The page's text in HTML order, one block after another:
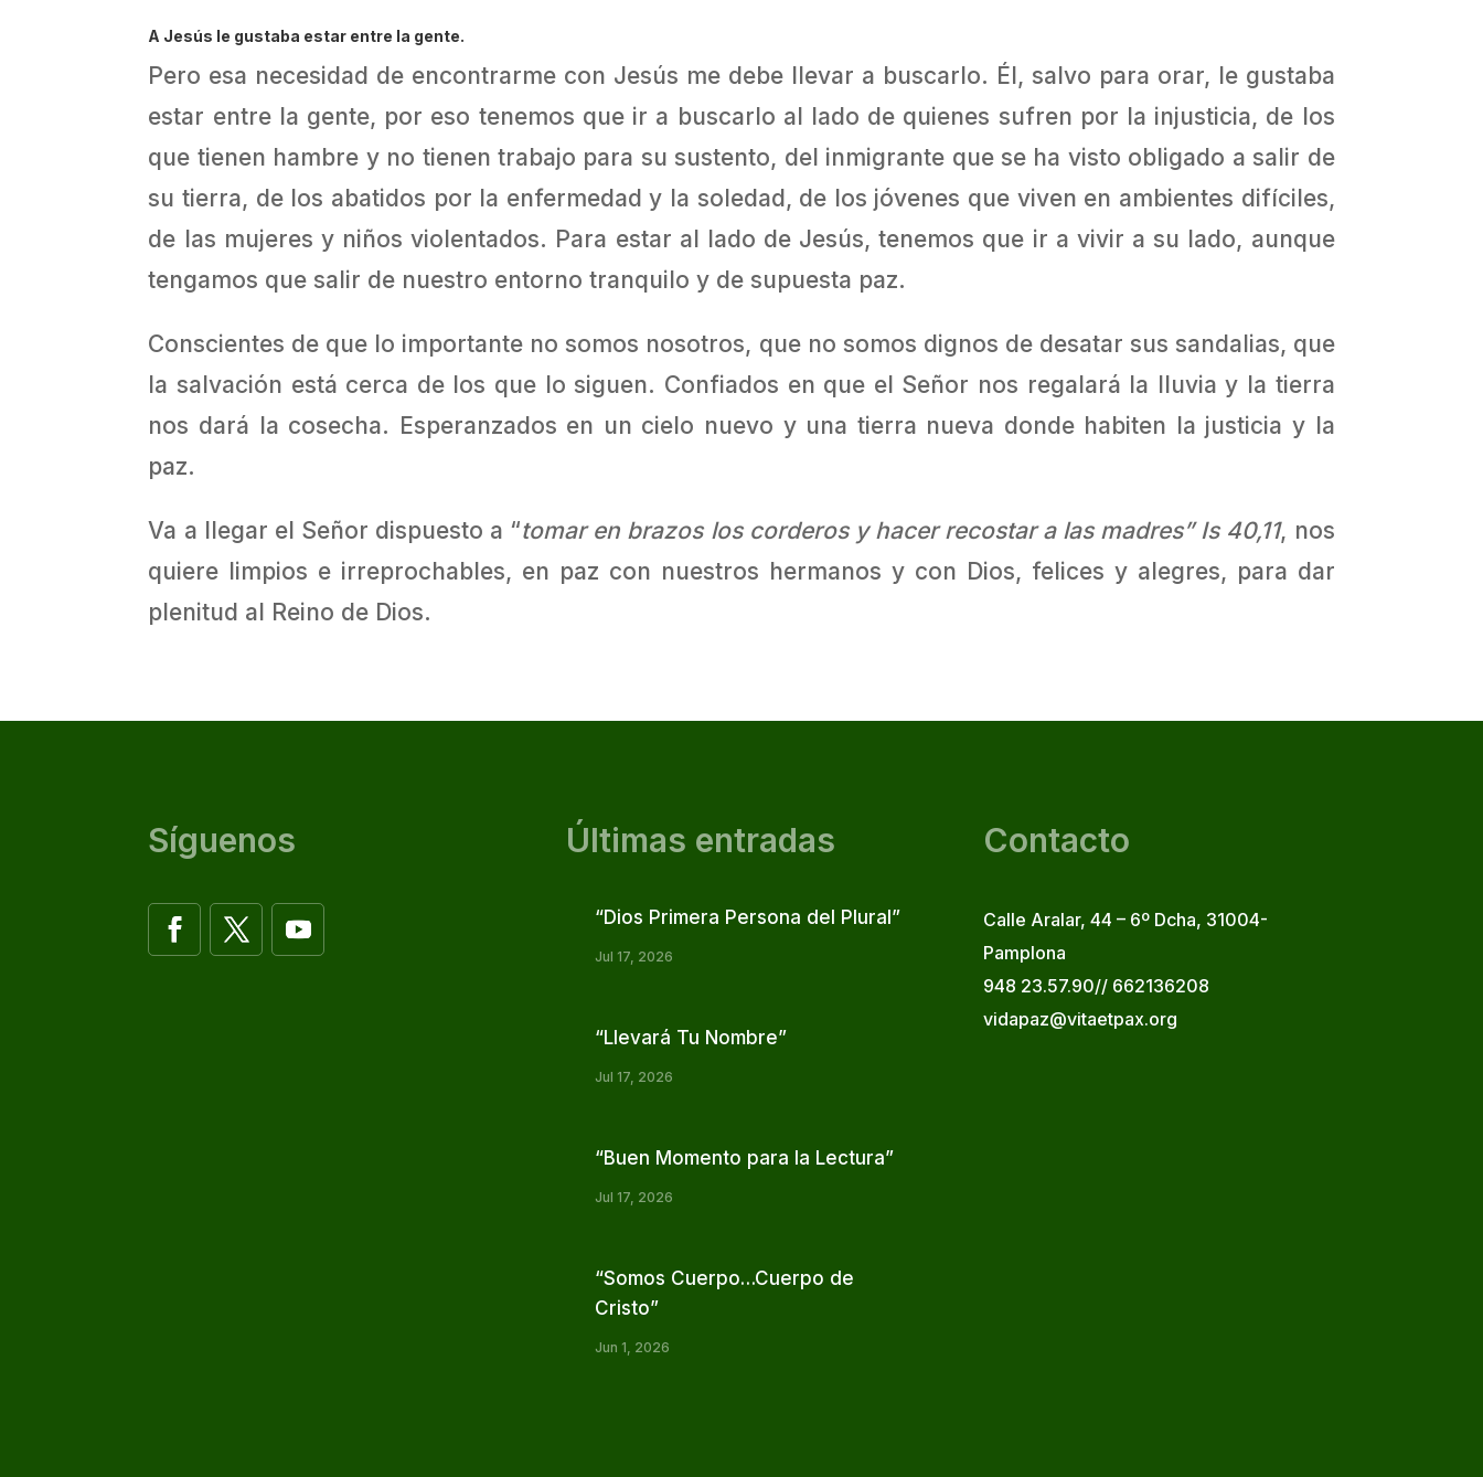
A Jesús le gustaba estar entre la gente.
Pero esa necesidad de encontrarme con Jesús me debe llevar a buscarlo. Él, salvo para orar, le gustaba
estar entre la gente, por eso tenemos que ir a buscarlo al lado de quienes sufren por la injusticia, de los
que tienen hambre y no tienen trabajo para su sustento, del inmigrante que se ha visto obligado a salir de
su tierra, de los abatidos por la enfermedad y la soledad, de los jóvenes que viven en ambientes difíciles,
de las mujeres y niños violentados. Para estar al lado de Jesús, tenemos que ir a vivir a su lado, aunque
tengamos que salir de nuestro entorno tranquilo y de supuesta paz.
Conscientes de que lo importante no somos nosotros, que no somos dignos de desatar sus sandalias, que
la salvación está cerca de los que lo siguen. Confiados en que el Señor nos regalará la lluvia y la tierra
nos dará la cosecha. Esperanzados en un cielo nuevo y una tierra nueva donde habiten la justicia y la
paz.
Va a llegar el Señor dispuesto a “tomar en brazos los corderos y hacer recostar a las madres” Is 40,11, nos
quiere limpios e irreprochables, en paz con nuestros hermanos y con Dios, felices y alegres, para dar
plenitud al Reino de Dios.
Síguenos Últimas entradas
“Dios Primera Persona del Plural”
Jul 17, 2026
“Llevará Tu Nombre”
Jul 17, 2026
“Buen Momento para la Lectura”
Jul 17, 2026
“Somos Cuerpo…Cuerpo de
Cristo”
Jun 1, 2026
Contacto
Calle Aralar, 44 – 6º Dcha, 31004-
Pamplona
948 23.57.90// 662136208
vidapaz@vitaetpax.org